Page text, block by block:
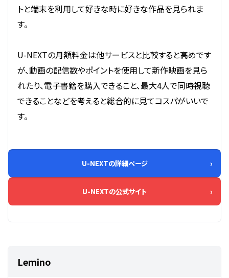
トと端末を利用して好きな時に好きな作品を見られま
す。
U-NEXTの月額料金は他サービスと比較すると高めです
が、動画の配信数やポイントを使用して新作映画を見ら
れたり、電子書籍を購入できること、最大4人で同時視聴
できることなどを考えると総合的に見てコスパがいいで
す。
U-NEXTの詳細ページ
U-NEXTの公式サイト
Lemino